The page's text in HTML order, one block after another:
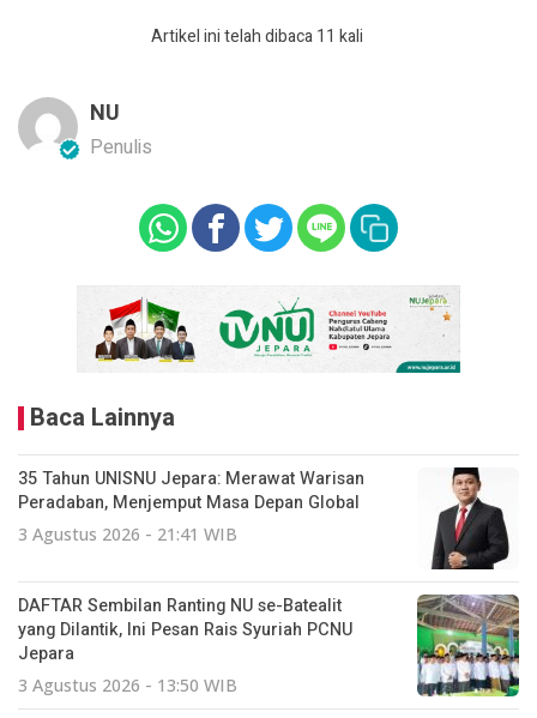
Artikel ini telah dibaca 11 kali
NU
Penulis
Baca Lainnya
35 Tahun UNISNU Jepara: Merawat Warisan
Peradaban, Menjemput Masa Depan Global
3 Agustus 2026 - 21:41 WIB
DAFTAR Sembilan Ranting NU se-Batealit
yang Dilantik, Ini Pesan Rais Syuriah PCNU
Jepara
3 Agustus 2026 - 13:50 WIB